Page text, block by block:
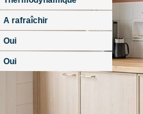
A rafraîchir
Oui
Oui